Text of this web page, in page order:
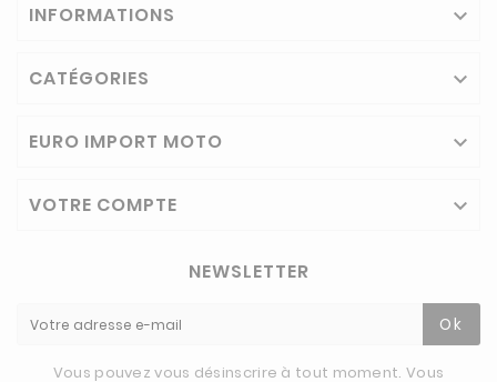
INFORMATIONS 
CATÉGORIES 
EURO IMPORT MOTO 
VOTRE COMPTE 
NEWSLETTER
Ok
Vous pouvez vous désinscrire à tout moment. Vous